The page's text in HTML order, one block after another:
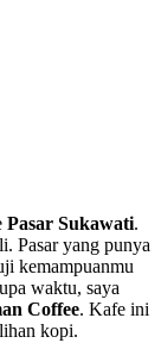
Pasar Sukawati.
Pasar yang punya
kemampuanmu
waktu, saya
Coffee. Kafe ini
kopi.